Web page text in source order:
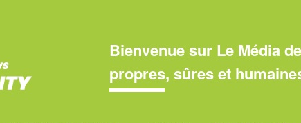
Bienvenue sur Le Média
propres, sûres et